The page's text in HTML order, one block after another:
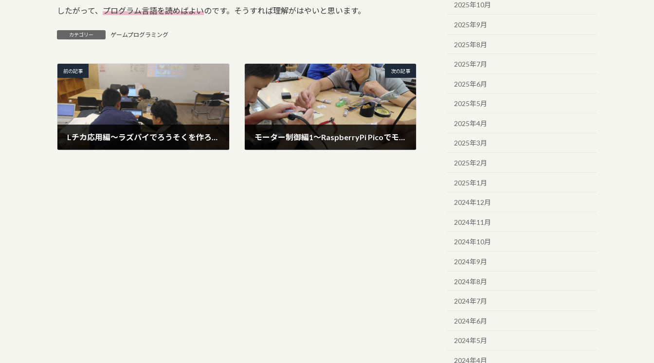
したがって、 プログラム言語を読めばよいのです。そうすれば理解がはやいと思います。
カテゴリー ゲームプログラミング
前の記事
Lチカ応用編～ラズパイでろうそくを作ろう～
次の記事
モーター制御編1～RaspberryPi Picoでモーターを動かす準備～
2025年10月
2025年9月
2025年8月
2025年7月
2025年6月
2025年5月
2025年4月
2025年3月
2025年2月
2025年1月
2024年12月
2024年11月
2024年10月
2024年9月
2024年8月
2024年7月
2024年6月
2024年5月
2024年4月